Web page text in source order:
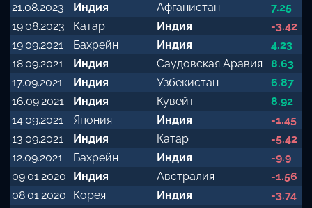
21.08.2023
Индия Афганистан
7.25
19.08.2023
Катар Индия
-3.42
19.09.2021
Бахрейн Индия
4.23
18.09.2021
Индия Саудовская Аравия
8.63
17.09.2021
Индия Узбекистан
6.87
16.09.2021
Индия Кувейт
8.92
14.09.2021
Япония Индия
-1.45
13.09.2021
Индия Катар
-5.42
12.09.2021
Бахрейн Индия
-9.9
09.01.2020
Индия Австралия
-1.56
08.01.2020
Корея Индия
-3.74